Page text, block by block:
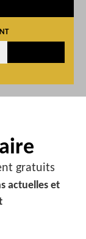
gratuits
actuelles et